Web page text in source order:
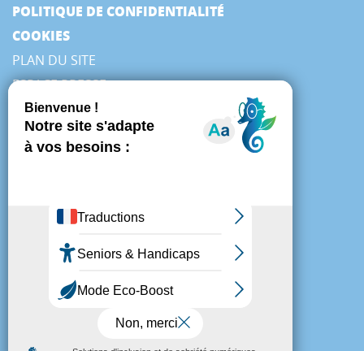
POLITIQUE DE CONFIDENTIALITÉ
COOKIES
PLAN DU SITE
ESPACE PRESSE